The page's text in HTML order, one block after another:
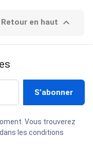
Retour en haut 
Vous trouverez
les conditions